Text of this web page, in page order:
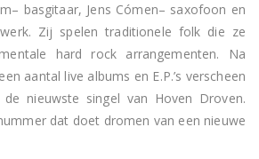
basgitaar, Jens Cómen– saxofoon en
Zij spelen traditionele folk die ze
hard rock arrangementen. Na
aantal live albums en E.P.’s verscheen
de nieuwste singel van Hoven Droven.
dat doet dromen van een nieuwe